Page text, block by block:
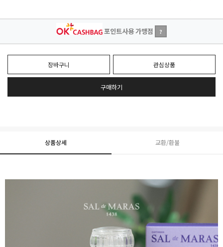
포인트사용 가맹점 ?
장바구니 관심상품
구매하기
상품상세 교환/환불